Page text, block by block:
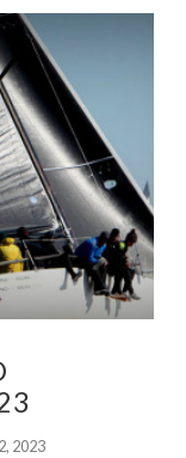
2023